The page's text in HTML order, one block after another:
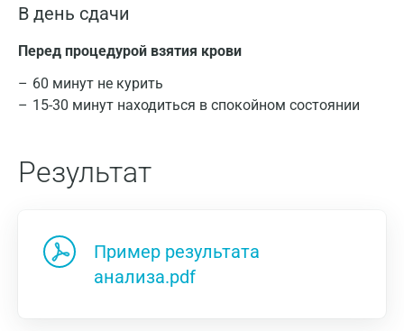
В день сдачи
Перед процедурой взятия крови
60 минут не курить
15-30 минут находиться в спокойном состоянии
Результат
Пример результата
анализа.pdf